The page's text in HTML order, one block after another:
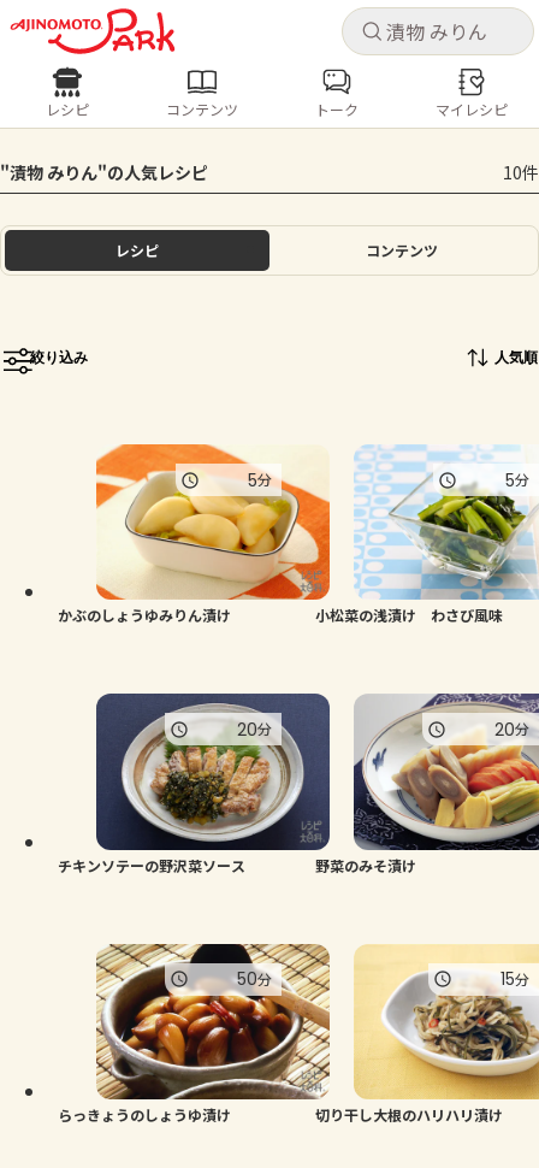
キャ
ログインするとレシピを保存できます
ログイン
ホーム
トーク
よくあるお問い合わせ
お買い物
キャ
レシピ コンテンツ
人気の食材・レシピ
きゅうり なす トマト とうもろこし
ピーマン
レシピ コンテンツ トーク マイレシピ
"漬物 みりん"の人気レシピ 10件
レシピ コンテンツ
絞り込み 人気順
かぶのしょうゆみりん漬け
5分
小松菜の浅漬け わさび風味
5分
チキンソテーの野沢菜ソース
20分
野菜のみそ漬け
20分
らっきょうのしょうゆ漬け
50分
切り干し大根のハリハリ漬け
15分